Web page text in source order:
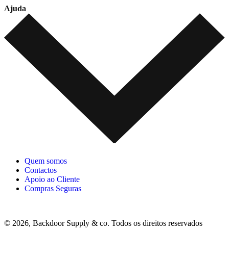
Ajuda
Quem somos
Contactos
Apoio ao Cliente
Compras Seguras
© 2026, Backdoor Supply & co. Todos os direitos reservados